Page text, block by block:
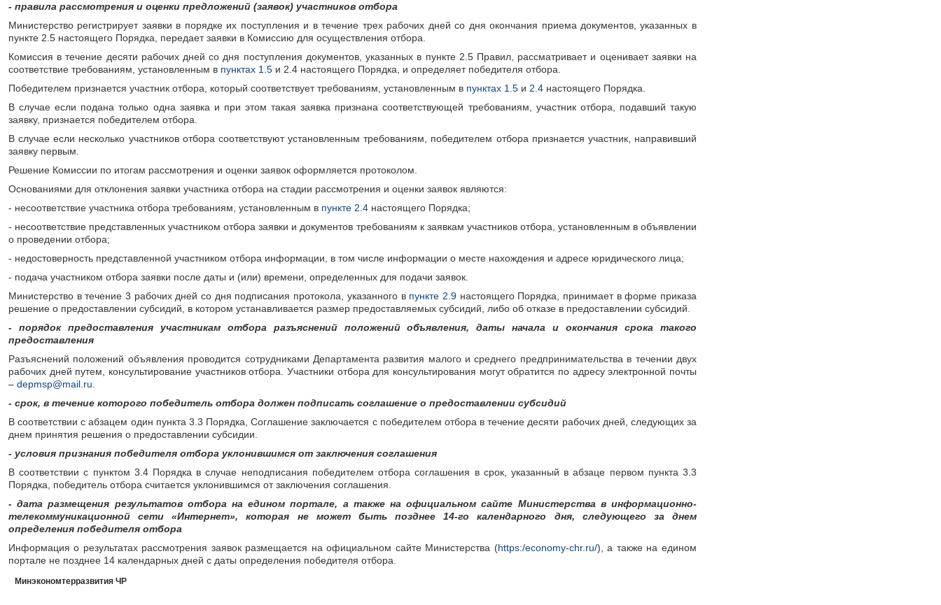
- правила рассмотрения и оценки предложений (заявок) участников отбора
Министерство регистрирует заявки в порядке их поступления и в течение трех рабочих дней со дня окончания приема документов, указанных в
пункте 2.5 настоящего Порядка, передает заявки в Комиссию для осуществления отбора.
Комиссия в течение десяти рабочих дней со дня поступления документов, указанных в пункте 2.5 Правил, рассматривает и оценивает заявки на
соответствие требованиям, установленным в пунктах 1.5 и 2.4 настоящего Порядка, и определяет победителя отбора.
Победителем признается участник отбора, который соответствует требованиям, установленным в пунктах 1.5 и 2.4 настоящего Порядка.
В случае если подана только одна заявка и при этом такая заявка признана соответствующей требованиям, участник отбора, подавший такую
заявку, признается победителем отбора.
В случае если несколько участников отбора соответствуют установленным требованиям, победителем отбора признается участник, направивший
заявку первым.
Решение Комиссии по итогам рассмотрения и оценки заявок оформляется протоколом.
Основаниями для отклонения заявки участника отбора на стадии рассмотрения и оценки заявок являются:
- несоответствие участника отбора требованиям, установленным в пункте 2.4 настоящего Порядка;
- несоответствие представленных участником отбора заявки и документов требованиям к заявкам участников отбора, установленным в объявлении
о проведении отбора;
- недостоверность представленной участником отбора информации, в том числе информации о месте нахождения и адресе юридического лица;
- подача участником отбора заявки после даты и (или) времени, определенных для подачи заявок.
Министерство в течение 3 рабочих дней со дня подписания протокола, указанного в пункте 2.9настоящего Порядка, принимает в форме приказа
решение о предоставлении субсидий, в котором устанавливается размер предоставляемых субсидий, либо об отказе в предоставлении субсидий.
- порядок предоставления участникам отбора разъяснений положений объявления, даты начала и окончания срока такого
предоставления
Разъяснений положений объявления проводится сотрудниками Департамента развития малого и среднего предпринимательства в течении двух
рабочих дней путем, консультирование участников отбора. Участники отбора для консультирования могут обратится по адресу электронной почты
– depmsp@mail.ru
- срок, в течение которого победитель отбора должен подписать соглашение о предоставлении субсидий
В соответствии с абзацем один пункта 3.3 Порядка, Соглашение заключается с победителем отбора в течение десяти рабочих дней, следующих за
днем принятия решения о предоставлении субсидии.
- условия признания победителя отбора уклонившимся от заключения соглашения
В соответствии с пунктом 3.4 Порядка в случае неподписания победителем отбора соглашения в срок, указанный в абзаце первом пункта 3.3
Порядка, победитель отбора считается уклонившимся от заключения соглашения.
- дата размещения результатов отбора на едином портале, а также на официальном сайте Министерства в информационно-
телекоммуникационной сети «Интернет», которая не может быть позднее 14-го календарного дня, следующего за днем
определения победителя отбора
Информация о результатах рассмотрения заявок размещается на официальном сайте Министерства (https:/economy-chr.ru/), а также на едином
портале не позднее 14 календарных дней с даты определения победителя отбора.
Минэкономтерразвития ЧР